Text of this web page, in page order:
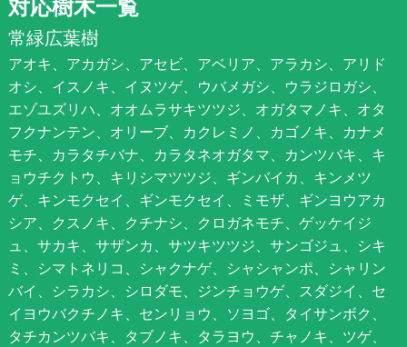
常緑広葉樹
アオキ、アカガシ、アセビ、アベリア、アラカシ、アリド
オシ、イスノキ、イヌツゲ、ウバメガシ、ウラジロガシ、
エゾユズリハ、オオムラサキツツジ、オガタマノキ、オタ
フクナンテン、オリーブ、カクレミノ、カゴノキ、カナメ
モチ、カラタチバナ、カラタネオガタマ、カンツバキ、キ
ョウチクトウ、キリシマツツジ、ギンバイカ、キンメツ
ゲ、キンモクセイ、ギンモクセイ、ミモザ、ギンヨウアカ
シア、クスノキ、クチナシ、クロガネモチ、ゲッケイジ
ュ、サカキ、サザンカ、サツキツツジ、サンゴジュ、シキ
ミ、シマトネリコ、シャクナゲ、シャシャンポ、シャリン
バイ、シラカシ、シロダモ、ジンチョウゲ、スダジイ、セ
イヨウバクチノキ、センリョウ、ソヨゴ、タイサンボク、
タチカンツバキ、タブノキ、タラヨウ、チャノキ、ツゲ、